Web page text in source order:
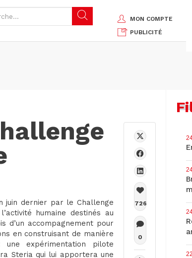
MON COMPTE
PUBLICITÉ
juin dernier par le Challenge
humaine destinés au
d’un accompagnement pour
en construisant de manière
expérimentation pilote
Steria qui lui apportera une
726
0